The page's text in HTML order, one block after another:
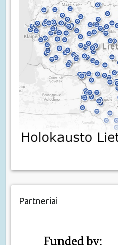
Partneriai